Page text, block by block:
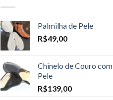
Palmilha de Pele
R$49,00
Chinelo de Couro com
Pele
R$139,00